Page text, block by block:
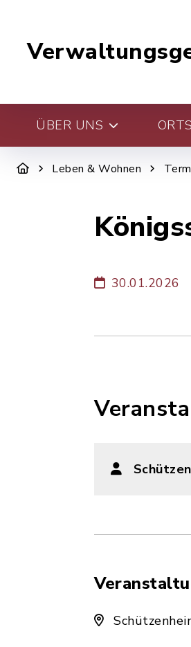
ÜBER UNS
Leben & Wohnen
30.01.2026